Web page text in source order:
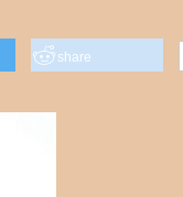
share